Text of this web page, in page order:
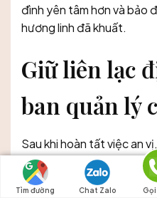
đình yên tâm hơn và bảo
hương linh đã khuất.
Giữ liên lạc
ban quản lý
Sau khi hoàn tất việc an
với ban quản lý để cập
hộc tro cốt, các lễ cầu
Tìm đường Chat Zalo